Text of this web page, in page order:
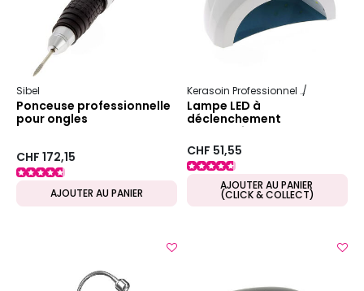
Sibel
Ponceuse professionnelle
pour ongles
CHF 172,15
AJOUTER AU PANIER
Kerasoin Professionnel
Lampe LED à
déclenchement
automatique
CHF 51,55
AJOUTER AU PANIER
(CLICK & COLLECT)